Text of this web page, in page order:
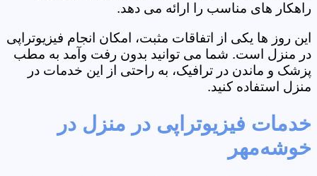
راهکار های مناسب را ارائه می دهد.
این روز ها یکی از اتفاقات مثبت، امکان انجام فیزیوتراپی
در منزل است. شما می توانید بدون رفت وآمد به مطب
پزشک و ماندن در ترافیک، به راحتی از این خدمات در
منزل استفاده کنید.
خدمات فیزیوتراپی در منزل در
خوشه‌مهر